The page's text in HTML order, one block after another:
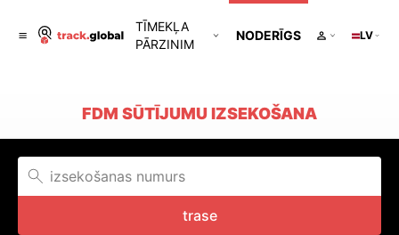
TĪMEKĻA
PĀRZINIM
NODERĪGS LV
FDM SŪTĪJUMU IZSEKOŠANA
trase